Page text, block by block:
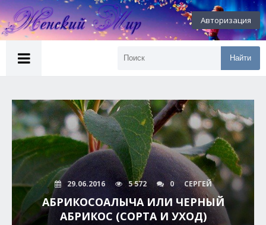
Авторизация
Найти
29.06.2016 5 572 0 СЕРГЕЙ
АБРИКОСОАЛЫЧА ИЛИ ЧЕРНЫЙ
АБРИКОС (СОРТА И УХОД)